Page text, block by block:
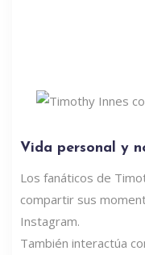
Vida personal y
Los fanáticos de
compartir sus
Instagram.
También interactúa